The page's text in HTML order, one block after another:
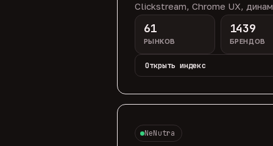
Clickstream, Chrome UX,
61
РЫНКОВ
1439
БРЕНДОВ
Открыть индекс
NeNutra